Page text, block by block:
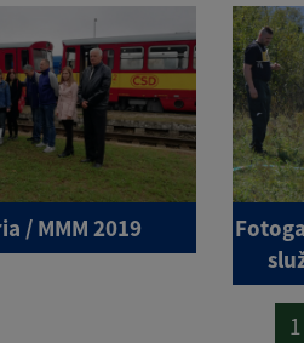
/ MMM 2019
1